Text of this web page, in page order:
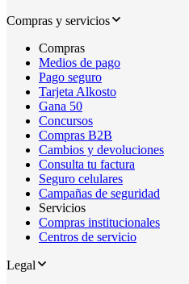
Compras y servicios
Compras
Medios de pago
Pago seguro
Tarjeta Alkosto
Gana 50
Concursos
Compras B2B
Cambios y devoluciones
Consulta tu factura
Seguro celulares
Campañas de seguridad
Servicios
Compras institucionales
Centros de servicio
Legal